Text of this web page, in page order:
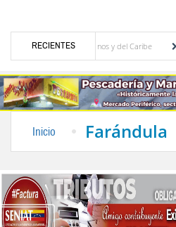
RECIENTES
Centroamericanos y del Caribe
Inicio Farándula